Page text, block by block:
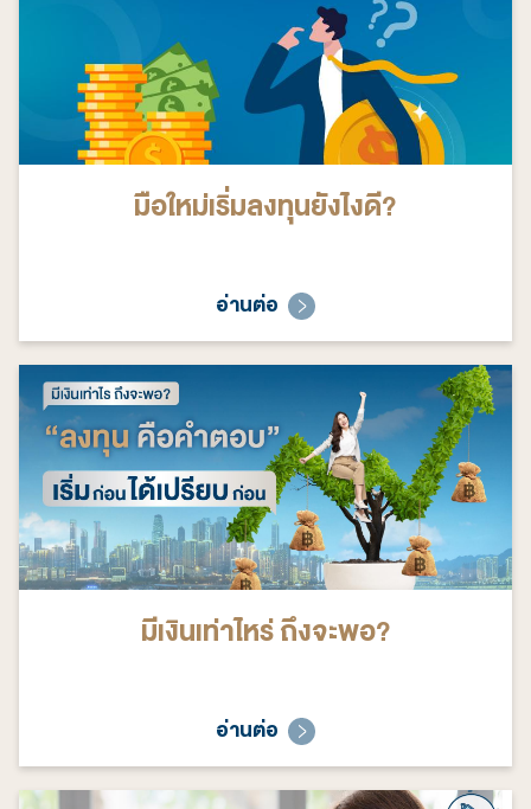
มือใหม่เริ่มลงทุนยังไงดี?
อ่านต่อ
มีเงินเท่าไหร่ ถึงจะพอ?
อ่านต่อ